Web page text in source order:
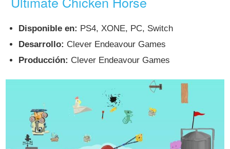
Disponible en: PS4, XONE, PC, Switch
Desarrollo: Clever Endeavour Games
Producción: Clever Endeavour Games